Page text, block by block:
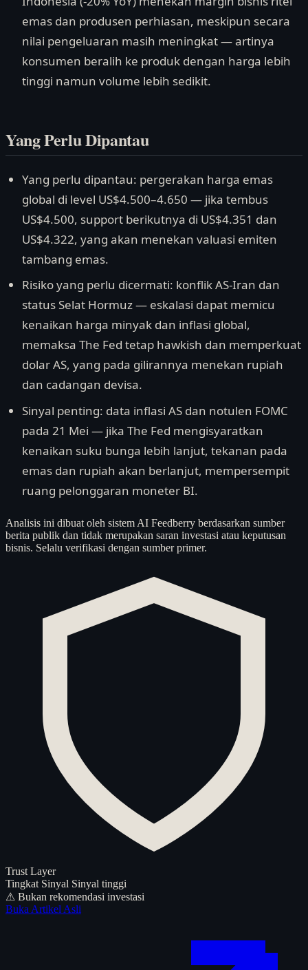
emas dan produsen perhiasan, meskipun secara
nilai pengeluaran masih meningkat — artinya
konsumen beralih ke produk dengan harga lebih
tinggi namun volume lebih sedikit.
Yang Perlu Dipantau
Yang perlu dipantau: pergerakan harga emas
global di level US$4.500–4.650 — jika tembus
US$4.500, support berikutnya di US$4.351 dan
US$4.322, yang akan menekan valuasi emiten
tambang emas.
Risiko yang perlu dicermati: konflik AS-Iran dan
status Selat Hormuz — eskalasi dapat memicu
kenaikan harga minyak dan inflasi global,
memaksa The Fed tetap hawkish dan memperkuat
dolar AS, yang pada gilirannya menekan rupiah
dan cadangan devisa.
Sinyal penting: data inflasi AS dan notulen FOMC
pada 21 Mei — jika The Fed mengisyaratkan
kenaikan suku bunga lebih lanjut, tekanan pada
emas dan rupiah akan berlanjut, mempersempit
ruang pelonggaran moneter BI.
Analisis ini dibuat oleh sistem AI Feedberry berdasarkan sumber
berita publik dan tidak merupakan saran investasi atau keputusan
bisnis. Selalu verifikasi dengan sumber primer.
Trust Layer
Tingkat Sinyal Sinyal tinggi
⚠ Bukan rekomendasi investasi
Buka Artikel Asli